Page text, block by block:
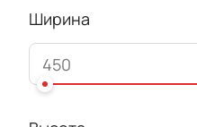
Ширина